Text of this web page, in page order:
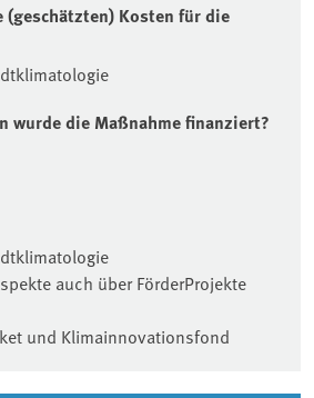
(geschätzten) Kosten für die
wurde die Maßnahme finanziert?
auch über FörderProjekte
und Klimainnovationsfond